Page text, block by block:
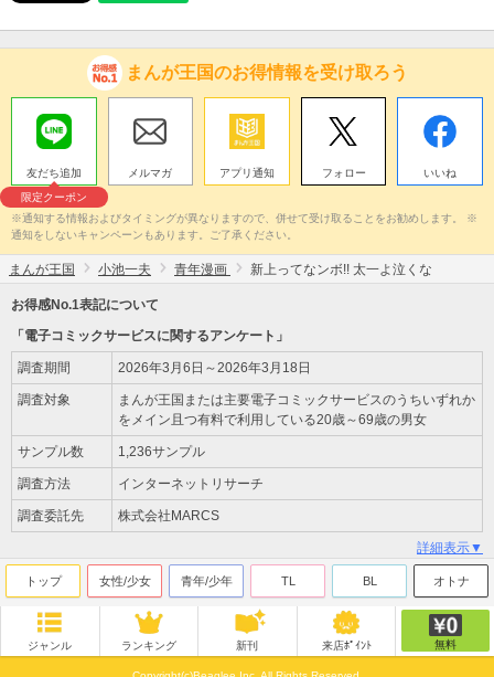
まんが王国のお得情報を受け取ろう
友だち追加
限定クーポン
メルマガ アプリ通知 フォロー いいね
※通知する情報およびタイミングが異なりますので、併せて受け取ることをお勧めします。 ※
通知をしないキャンペーンもあります。ご了承ください。
まんが王国 小池一夫 青年漫画 新上ってなンボ!! 太一よ泣くな
お得感No.1表記について
「電子コミックサービスに関するアンケート」
調査期間 2026年3月6日～2026年3月18日
調査対象
まんが王国または主要電子コミックサービスのうちいずれか
をメイン且つ有料で利用している20歳～69歳の男女
サンプル数 1,236サンプル
調査方法 インターネットリサーチ
調査委託先 株式会社MARCS
詳細表示▼
トップ 女性/少女 青年/少年 TL BL オトナ
ジャンル ランキング 新刊 来店ﾎﾟｲﾝﾄ 無料